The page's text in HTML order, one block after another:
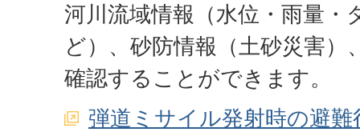
河川流域情報（水位・雨量・
ど）、砂防情報（土砂災害）
確認することができます。
弾道ミサイル発射時の避